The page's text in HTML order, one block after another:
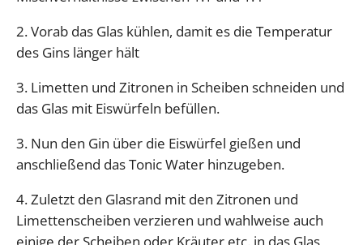
2. Vorab das Glas kühlen, damit es die Temperatur
des Gins länger hält
3. Limetten und Zitronen in Scheiben schneiden und
das Glas mit Eiswürfeln befüllen.
3. Nun den Gin über die Eiswürfel gießen und
anschließend das Tonic Water hinzugeben.
4. Zuletzt den Glasrand mit den Zitronen und
Limettenscheiben verzieren und wahlweise auch